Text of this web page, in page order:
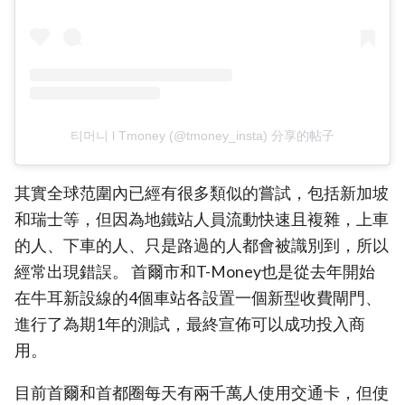
티머니 l Tmoney (@tmoney_insta) 分享的帖子
其實全球范圍內已經有很多類似的嘗試，包括新加坡
和瑞士等，但因為地鐵站人員流動快速且複雜，上車
的人、下車的人、只是路過的人都會被識別到，所以
經常出現錯誤。 首爾市和T-Money也是從去年開始
在牛耳新設線的4個車站各設置一個新型收費閘門、
進行了為期1年的測試，最終宣佈可以成功投入商
用。
目前首爾和首都圈每天有兩千萬人使用交通卡，但使